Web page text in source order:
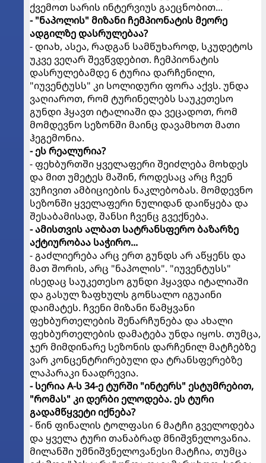
ქვემოთ სარის ინტერვიუს გაეცნობით...
- "ნაპოლის" მიზანი ჩემპიონატის მეორე
ადგილზე დასრულებაა?
- დიახ, ასეა, რადგან სამწუხაროდ, სკუდეტოს
უკვე ვეღარ შევწვდებით. ჩემპიონატის
დასრულებამდე 6 ტურია დარჩენილი,
"იუვენტუსს" კი სოლიდური ფორა აქვს. უნდა
ვაღიაროთ, რომ ტურინელებს საუკეთესო
გუნდი ჰყავთ იტალიაში და ვეცადოთ, რომ
მომდევნო სეზონში მაინც დავამხოთ მათი
ჰეგემონია.
- ეს რეალურია?
- ფეხბურთში ყველაფერი შეიძლება მოხდეს
და მით უმეტეს მაშინ, როდესაც არც ჩვენ
ვუჩივით ამბიციების ნაკლებობას. მომდევნო
სეზონში ყველაფერი ნულიდან დაიწყება და
შესაბამისად, შანსი ჩვენც გვექნება.
- ამისთვის ალბათ სატრანსფერო ბაზარზე
აქტიურობაა საჭირო...
- გაძლიერება არც ერთ გუნდს არ აწყენს და
მათ შორის, არც "ნაპოლის". "იუვენტუსს"
ისედაც საუკეთესო გუნდი ჰყავდა იტალიაში
და გასულ ზაფხულს გონსალო იგუაინი
დაიმატეს. ჩვენი მიზანი წამყვანი
ფეხბურთელების შენარჩუნება და ახალი
ფეხბურთელების დამატება უნდა იყოს. თუმცა,
ჯერ მიმდინარე სეზონის დარჩენილ მატჩებზე
ვარ კონცენტრირებული და ტრანსფერებზე
ლაპარაკი ნაადრევია.
- სერია A-ს 34-ე ტურში "ინტერს" ესტუმრებით,
"რომას" კი დერბი ელოდება. ეს ტური
გადამწყვეტი იქნება?
- წინ ფინალის ტოლფასი 6 მატჩი გველოდება
და ყველა ტური თანაბრად მნიშვნელოვანია.
მილანში უმნიშვნელოვანესი მატჩია, თუმცა